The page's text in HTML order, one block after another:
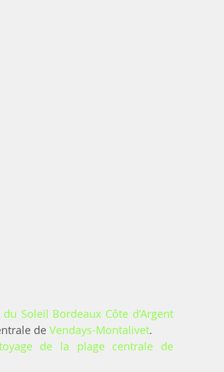
du Soleil Bordeaux Côte d’Argent
de Vendays-Montalivet.
de la plage centrale de